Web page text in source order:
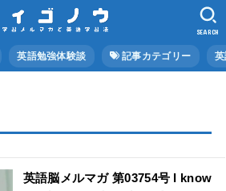
英語勉強体験談 記事カテゴリー
SEARCH
英語脳メルマガ 第03754号 I know